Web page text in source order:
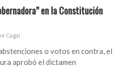
en la Constitución
Cagal
o votos en contra, el
aprobó el dictamen